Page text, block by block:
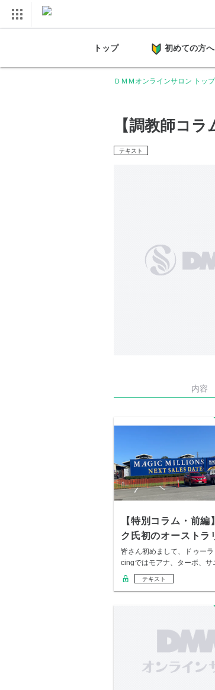
トップ 初めての方へ
ＤＭＭオンラインサロン トップ
【調教師コ
テキスト
内容
【特別コラム・前編
ク氏初のオーストラ
リ体験記
皆さん初めまして、ドゥー
cingではモアナ、ターボ、
テキスト